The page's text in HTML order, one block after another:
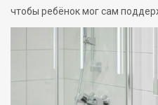
чтобы ребёнок мог сам